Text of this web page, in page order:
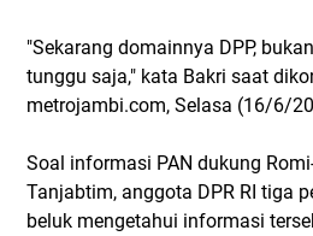
"Sekarang domainnya DPP,
tunggu saja," kata Bakri saat
metrojambi.com, Selasa (16/6/
Soal informasi PAN dukung
Tanjabtim, anggota DPR RI tiga
beluk mengetahui informasi